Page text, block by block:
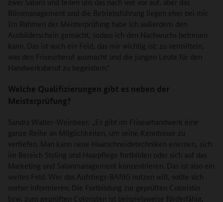
Büromanagement und die Betriebsführung liegen eher bei mir.
Im Rahmen der Meisterprüfung habe ich außerdem den
Ausbilderschein gemacht, sodass ich den Nachwuchs betreuen
kann. Das ist auch ein Feld, das mir wichtig ist: zu vermitteln,
was den Friseurberuf ausmacht und die jungen Leute für den
Handwerksberuf zu begeistern.“
Welche Qualifizierungen gibt es neben der
Meisterprüfung?
Sandra Walter-Weinbeer: „Es gibt im Friseurhandwerk eine
ganze Reihe an Möglichkeiten, um seine Kenntnisse zu
vertiefen. Man kann neue Haarschneidetechniken erlernen, sich
im Bereich Styling und Haarpflege fortbilden oder sich auf das
Marketing und Salonmanagement konzentrieren. Das ist also ein
weites Feld. Wer das Aufstiegs-BAföG nutzen will, sollte sich
vorher informieren. Die Fortbildung zur geprüften Coloristin
bzw. zum geprüften Coloristen ist beispielsweise förderfähig,